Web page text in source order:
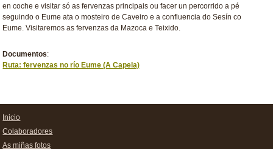
en coche e visitar só as fervenzas principais ou facer un percorrido a pé
seguindo o Eume ata o mosteiro de Caveiro e a confluencia do Sesín co
Eume.Visitaremos as fervenzas da Mazoca e Teixido.
Documentos:
Ruta: fervenzas no río Eume (A Capela)
Inicio
Colaboradores
As miñas fotos